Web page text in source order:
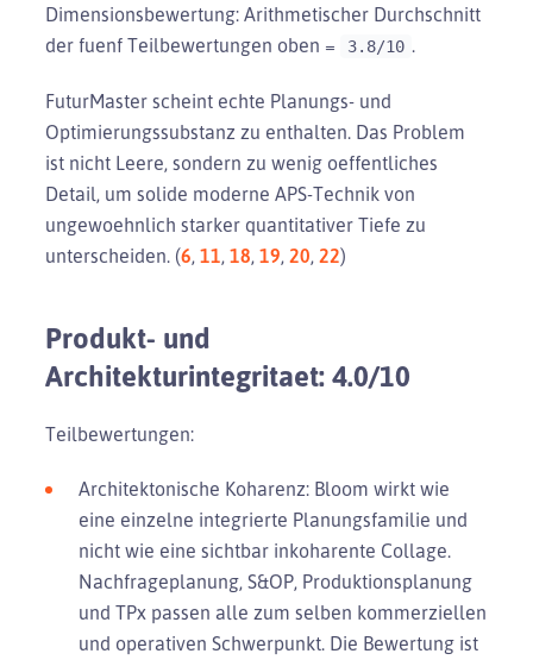
Dimensionsbewertung: Arithmetischer Durchschnitt
der fuenf Teilbewertungen oben =
3.8/10 .
FuturMaster scheint echte Planungs- und
Optimierungssubstanz zu enthalten. Das Problem
ist nicht Leere, sondern zu wenig oeffentliches
Detail, um solide moderne APS-Technik von
ungewoehnlich starker quantitativer Tiefe zu
unterscheiden. (6, 11, 18, 19, 20, 22)
Produkt- und
Architekturintegritaet: 4.0/10
Teilbewertungen:
Architektonische Koharenz: Bloom wirkt wie
eine einzelne integrierte Planungsfamilie und
nicht wie eine sichtbar inkoharente Collage.
Nachfrageplanung, S&OP, Produktionsplanung
und TPx passen alle zum selben kommerziellen
und operativen Schwerpunkt. Die Bewertung ist